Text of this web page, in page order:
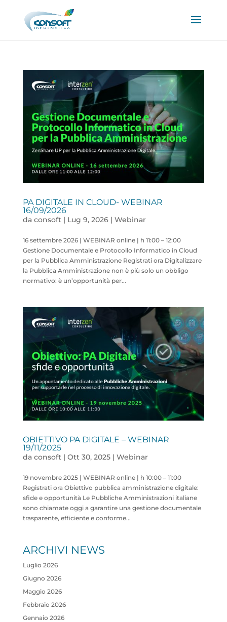
PA DIGITALE IN CLOUD- WEBINAR
16/09/2026
da consoft| Lug 9, 2026| Webinar
16 settembre 2026 | WEBINAR online | h 11:00​​ – 12:00
Gestione Documentale e Protocollo Informatico in Cloud
per la Pubblica Amministrazione Registrati ora Digitalizzare
la Pubblica Amministrazione non è più solo un obbligo
normativo: è un’opportunità per...
OBIETTIVO PA DIGITALE – WEBINAR
19/11/2025
da consoft| Ott 30, 2025| Webinar
19 novembre 2025 | WEBINAR online | h 10:00​​ – 11:00
Registrati ora Obiettivo pubblica amministrazione digitale:
sfide e opportunità Le Pubbliche Amministrazioni italiane
sono chiamate oggi a garantire una gestione documentale
trasparente, efficiente e conforme...
ARCHIVI NEWS
Luglio 2026
Giugno 2026
Maggio 2026
Febbraio 2026
Gennaio 2026